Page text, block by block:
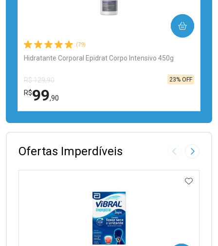
(79)
Hidratante Corporal Epidrat Corpo Intensivo 450g
R$ 129,90
R$99,90
23% OFF
COMPRAR
FECHAR
FECHAR
Ofertas Imperdíveis Imagem